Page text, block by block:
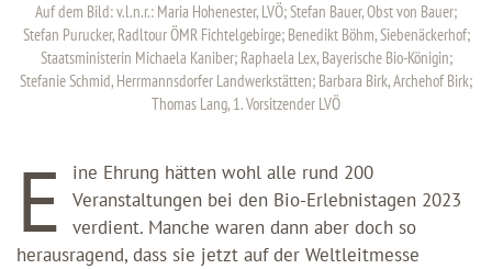
Auf dem Bild: v.l.n.r.: Maria Hohenester, LVÖ; Stefan Bauer, Obst von Bauer;
Stefan Purucker, Radltour ÖMR Fichtelgebirge; Benedikt Böhm, Siebenäckerhof;
Staatsministerin Michaela Kaniber; Raphaela Lex, Bayerische Bio-Königin;
Stefanie Schmid, Herrmannsdorfer Landwerkstätten; Barbara Birk, Archehof Birk;
Thomas Lang, 1. Vorsitzender LVÖ
E
ine Ehrung hätten wohl alle rund 200
Veranstaltungen bei den Bio-Erlebnistagen 2023
verdient. Manche waren dann aber doch so
herausragend, dass sie jetzt auf der Weltleitmesse